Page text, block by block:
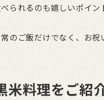
られるのも嬉しいポイン
のご飯だけでなく、お祝
米料理をご紹